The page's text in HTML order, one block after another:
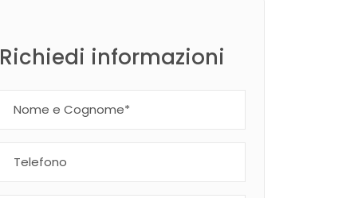
Richiedi informazioni